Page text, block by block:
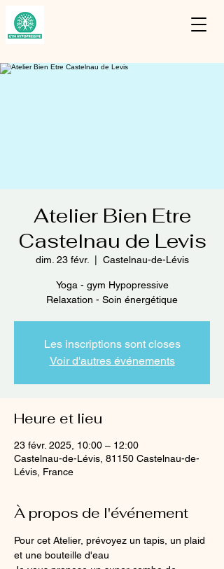
Atelier Bien Etre
Castelnau de Levis
dim. 23 févr. Castelnau-de-Lévis
Yoga - gym Hypopressive
Relaxation - Soin énergétique
Les inscriptions sont closes
Voir d'autres événements
Heure et lieu
23 févr. 2025, 10:00 – 12:00
Castelnau-de-Lévis, 81150 Castelnau-de-
Lévis, France
À propos de l'événement
Pour cet Atelier, prévoyez un tapis, un plaid
et une bouteille d'eau